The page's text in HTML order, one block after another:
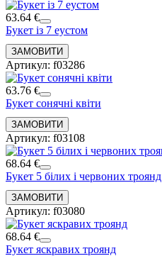
63.64 €
Букет із 7 еустом
Артикул: f03286
63.76 €
Букет сонячні квіти
Артикул: f03108
68.64 €
Букет 5 білих і червоних троянд
Артикул: f03080
68.64 €
Букет яскравих троянд